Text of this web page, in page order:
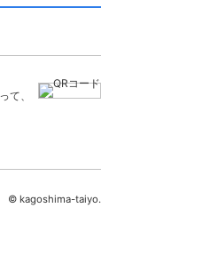
て、
© kagoshima-taiyo.